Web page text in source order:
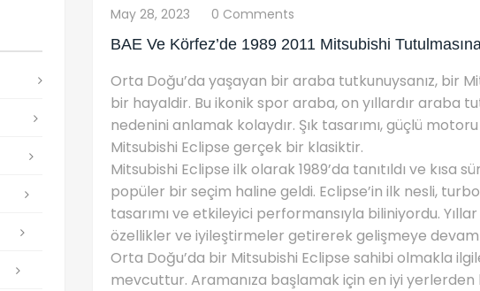
May 28, 2023
0 Comments
BAE Ve Körfez’de 1989 2011 Mitsubishi
Orta Doğu’da yaşayan bir araba tutkunuysanız, bir
bir hayaldir. Bu ikonik spor araba, on yıllardır araba
nedenini anlamak kolaydır. Şık tasarımı, güçlü
Mitsubishi Eclipse gerçek bir klasiktir.
Mitsubishi Eclipse ilk olarak 1989’da tanıtıldı ve kısa
popüler bir seçim haline geldi. Eclipse’in ilk nesli,
tasarımı ve etkileyici performansıyla biliniyordu.
özellikler ve iyileştirmeler getirerek gelişmeye
Orta Doğu’da bir Mitsubishi Eclipse sahibi olmakla
mevcuttur. Aramanıza başlamak için en iyi